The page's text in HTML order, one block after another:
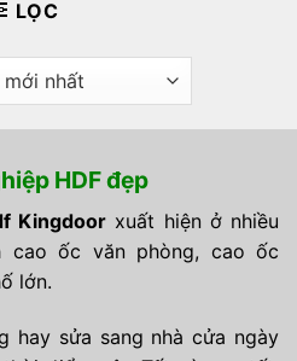
LỌC
HDF đẹp
Kingdoor xuất hiện ở nhiều
cao ốc văn phòng, cao ốc
lớn.
hay sửa sang nhà cửa ngày